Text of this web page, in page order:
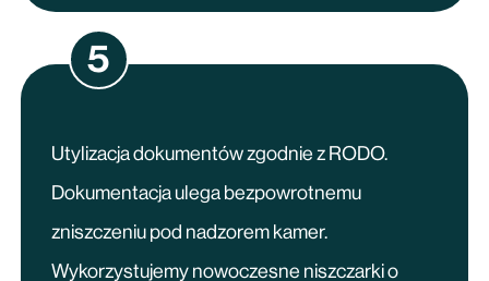
5
Utylizacja dokumentów zgodnie z RODO.
Dokumentacja ulega bezpowrotnemu
zniszczeniu pod nadzorem kamer.
Wykorzystujemy nowoczesne niszczarki o